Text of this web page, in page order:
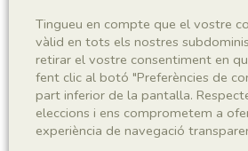
Taxonomia
Regne
Animalia
Phyllum
Subphyllum
Vertebrata
Classe
Tingueu en compte que el vostre
vàlid en tots els nostres
retirar el vostre consentiment en
fent clic al botó "Preferències de
part inferior de la pantalla.
eleccions i ens comprometem a
experiència de navegació